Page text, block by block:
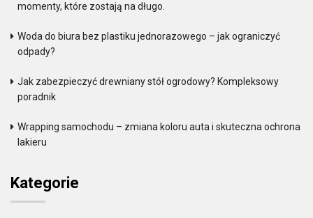
momenty, które zostają na długo.
Woda do biura bez plastiku jednorazowego – jak ograniczyć
odpady?
Jak zabezpieczyć drewniany stół ogrodowy? Kompleksowy
poradnik
Wrapping samochodu – zmiana koloru auta i skuteczna ochrona
lakieru
Kategorie